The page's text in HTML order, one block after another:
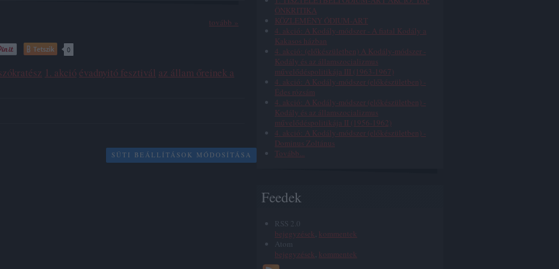
ÖNKRITIKA
KÖZLEMÉNY ÓDIUM-ART
4. akció: A Kodály-módszer - A fiatal Kodály a
Kakasos házban
4. akció: (előkészületben) A Kodály-módszer -
Kodály és az államszocializmus
művelődéspolitikája III (1963-1967)
4. akció: A Kodály-módszer (előkészületben) -
Édes rózsám
4. akció: A Kodály-módszer (előkészületben) -
Kodály és az államszocializmus
művelődéspolitikája II (1956-1962)
4. akció: A Kodály-módszer (előkészületben) -
Dominus Zoltánus
Tovább...
Feedek
RSS 2.0
bejegyzések, kommentek
Atom
bejegyzések, kommentek
tovább »
Tetszik 0
1. akció évadnyitó fesztivál az állam őreinek a
SÜTI BEÁLLÍTÁSOK MÓDOSÍTÁSA